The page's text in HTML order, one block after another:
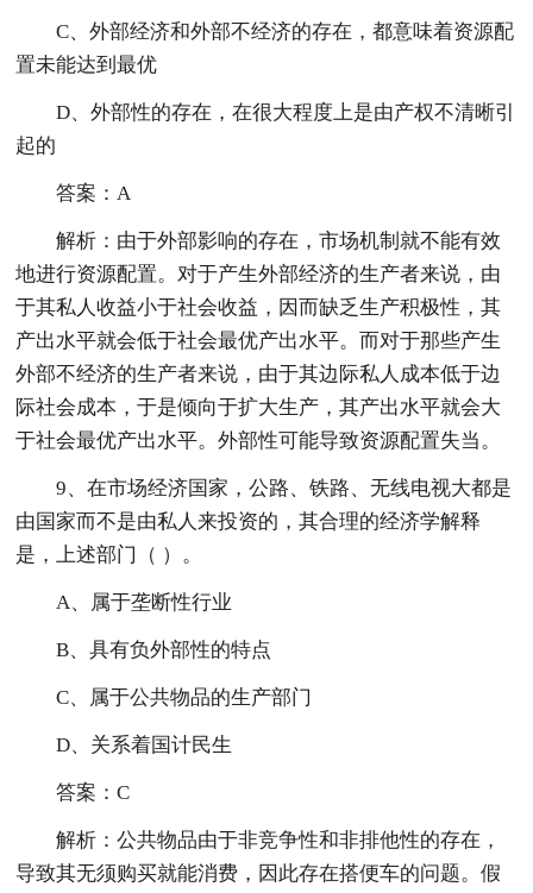
C、外部经济和外部不经济的存在，都意味着资源配
置未能达到最优
D、外部性的存在，在很大程度上是由产权不清晰引
起的
答案：A
解析：由于外部影响的存在，市场机制就不能有效
地进行资源配置。对于产生外部经济的生产者来说，由
于其私人收益小于社会收益，因而缺乏生产积极性，其
产出水平就会低于社会最优产出水平。而对于那些产生
外部不经济的生产者来说，由于其边际私人成本低于边
际社会成本，于是倾向于扩大生产，其产出水平就会大
于社会最优产出水平。外部性可能导致资源配置失当。
9、在市场经济国家，公路、铁路、无线电视大都是
由国家而不是由私人来投资的，其合理的经济学解释
是，上述部门（ ）。
A、属于垄断性行业
B、具有负外部性的特点
C、属于公共物品的生产部门
D、关系着国计民生
答案：C
解析：公共物品由于非竞争性和非排他性的存在，
导致其无须购买就能消费，因此存在搭便车的问题。假